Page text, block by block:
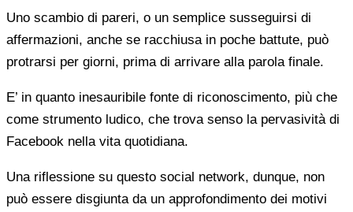
Uno scambio di pareri, o un semplice susseguirsi di
affermazioni, anche se racchiusa in poche battute, può
protrarsi per giorni, prima di arrivare alla parola finale.
E’ in quanto inesauribile fonte di riconoscimento, più che
come strumento ludico, che trova senso la pervasività di
Facebook nella vita quotidiana.
Una riflessione su questo social network, dunque, non
può essere disgiunta da un approfondimento dei motivi